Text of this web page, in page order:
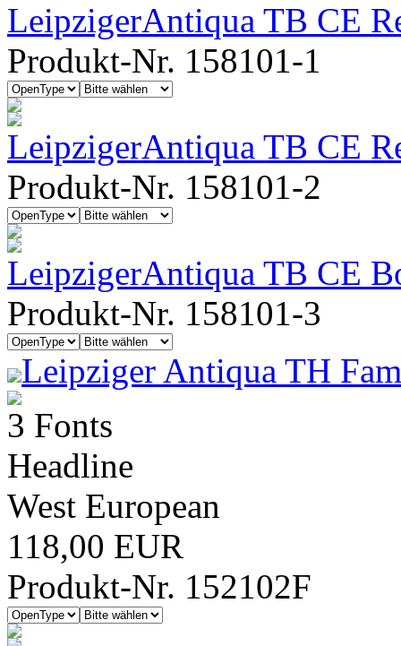
LeipzigerAntiqua TB CE
Produkt-Nr. 158101-1
LeipzigerAntiqua TB CE
Produkt-Nr. 158101-2
LeipzigerAntiqua TB CE
Produkt-Nr. 158101-3
Leipziger Antiqua TH
3 Fonts
Headline
West European
118,00 EUR
Produkt-Nr. 152102F